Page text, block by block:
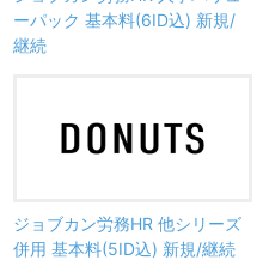
ーパック 基本料(6ID込) 新規/
継続
ジョブカン労務HR 他シリーズ
併用 基本料(5ID込) 新規/継続